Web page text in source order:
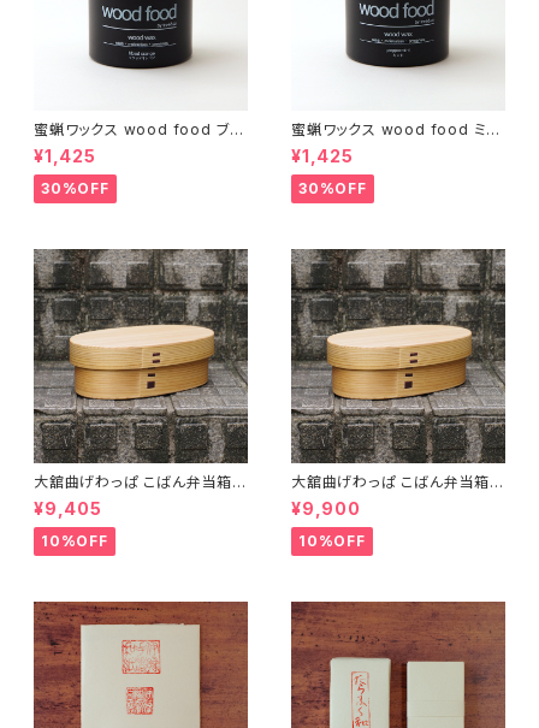
蜜蝋ワックス wood food ブラ
ッドオレンジ【DIY】【木工】【ギフ
ト プレゼント】【父の日 お誕生
日】
¥1,425
30%OFF
蜜蝋ワックス wood food ミン
ト【DIY】【木工】【ギフト プレゼン
ト】【父の日 お誕生日】
¥1,425
30%OFF
大舘曲げわっぱ こばん弁当箱
（小） りょうび庵 秋田県大舘市
【伝統的工芸品】【民藝品】【ギフ
ト プレゼント】【父の日 お誕生
日】
¥9,405
10%OFF
大舘曲げわっぱ こばん弁当箱
（中） りょうび庵 秋田県大舘市
【伝統的工芸品】【民藝品】【ギフ
ト プレゼント】【父の日 お誕生
日】
¥9,900
10%OFF